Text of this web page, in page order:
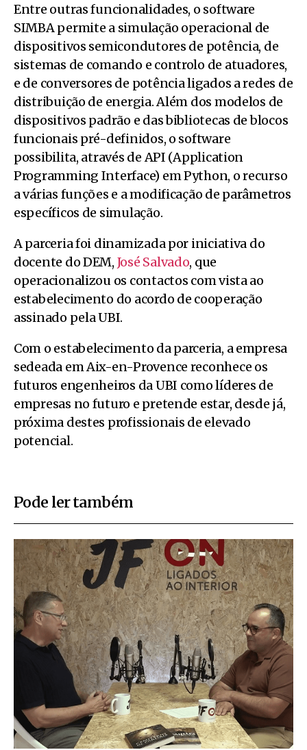
Entre outras funcionalidades, o software
SIMBA permite a simulação operacional de
dispositivos semicondutores de potência, de
sistemas de comando e controlo de atuadores,
e de conversores de potência ligados a redes de
distribuição de energia. Além dos modelos de
dispositivos padrão e das bibliotecas de blocos
funcionais pré-definidos, o software
possibilita, através de API (Application
Programming Interface) em Python, o recurso
a várias funções e a modificação de parâmetros
específicos de simulação.
A parceria foi dinamizada por iniciativa do
docente do DEM, José Salvado, que
operacionalizou os contactos com vista ao
estabelecimento do acordo de cooperação
assinado pela UBI.
Com o estabelecimento da parceria, a empresa
sedeada em Aix-en-Provence reconhece os
futuros engenheiros da UBI como líderes de
empresas no futuro e pretende estar, desde já,
próxima destes profissionais de elevado
potencial.
Pode ler também